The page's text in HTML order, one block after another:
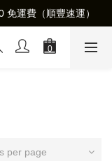
運費（順豐速運）
per page